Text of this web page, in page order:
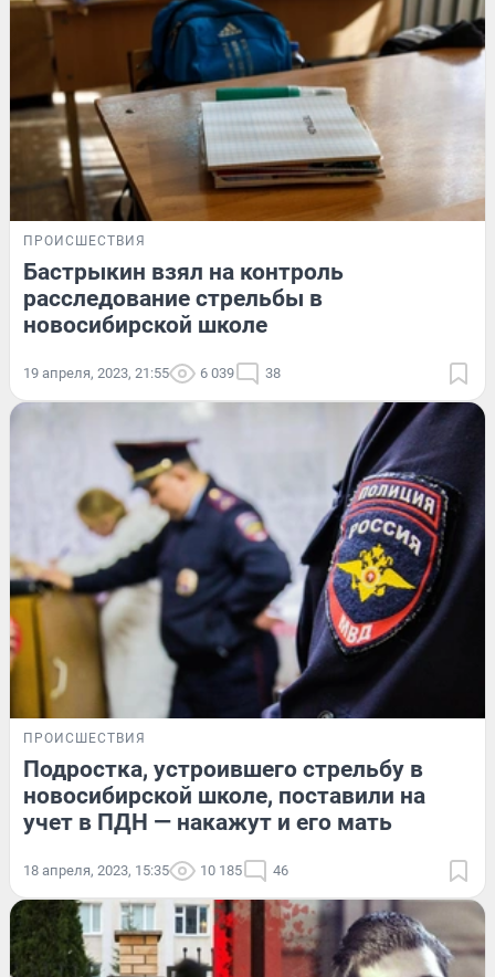
ПРОИСШЕСТВИЯ
Бастрыкин взял на контроль
расследование стрельбы в
новосибирской школе
19 апреля, 2023, 21:55 6 039 38
ПРОИСШЕСТВИЯ
Подростка, устроившего стрельбу в
новосибирской школе, поставили на
учет в ПДН — накажут и его мать
18 апреля, 2023, 15:35 10 185 46